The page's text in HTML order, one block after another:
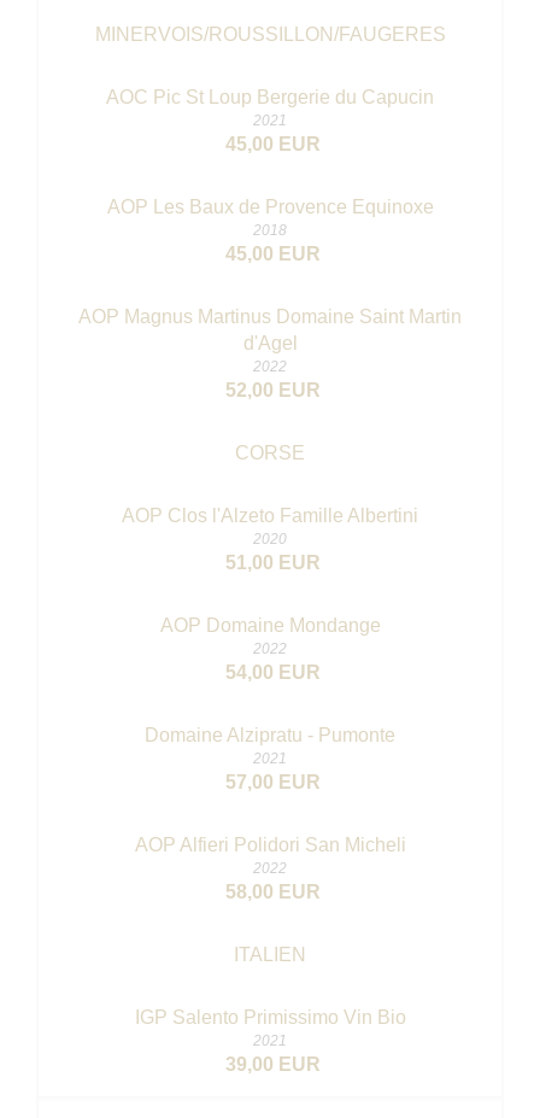
MINERVOIS/ROUSSILLON/FAUGERES
AOC Pic St Loup Bergerie du Capucin
2021
45,00 EUR
AOP Les Baux de Provence Equinoxe
2018
45,00 EUR
AOP Magnus Martinus Domaine Saint Martin
d'Agel
2022
52,00 EUR
CORSE
AOP Clos l'Alzeto Famille Albertini
2020
51,00 EUR
AOP Domaine Mondange
2022
54,00 EUR
Domaine Alzipratu - Pumonte
2021
57,00 EUR
AOP Alfieri Polidori San Micheli
2022
58,00 EUR
ITALIEN
IGP Salento Primissimo Vin Bio
2021
39,00 EUR